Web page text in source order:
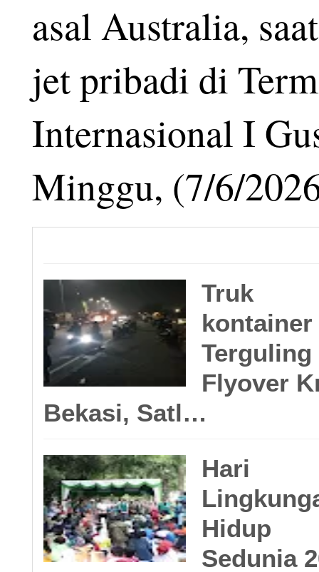
bersama,” katanya.
asal Australia,
jet pribadi di
Internasional I
Minggu, (7/6/
Truk
kontainer
Terguling
Flyover
Bekasi, Satl…
Hari
Hidup
Sedunia